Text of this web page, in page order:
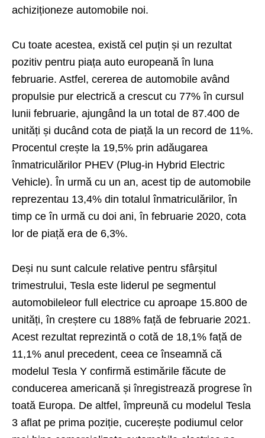
achiziționeze automobile noi.
Cu toate acestea, există cel puțin și un rezultat
pozitiv pentru piața auto europeană în luna
februarie. Astfel, cererea de automobile având
propulsie pur electrică a crescut cu 77% în cursul
lunii februarie, ajungând la un total de 87.400 de
unități și ducând cota de piață la un record de 11%.
Procentul crește la 19,5% prin adăugarea
înmatriculărilor PHEV (Plug-in Hybrid Electric
Vehicle). În urmă cu un an, acest tip de automobile
reprezentau 13,4% din totalul înmatriculărilor, în
timp ce în urmă cu doi ani, în februarie 2020, cota
lor de piață era de 6,3%.
Deși nu sunt calcule relative pentru sfârșitul
trimestrului, Tesla este liderul pe segmentul
automobileleor full electrice cu aproape 15.800 de
unități, în creștere cu 188% față de februarie 2021.
Acest rezultat reprezintă o cotă de 18,1% față de
11,1% anul precedent, ceea ce înseamnă că
modelul Tesla Y confirmă estimările făcute de
conducerea americană și înregistrează progrese în
toată Europa. De altfel, împreună cu modelul Tesla
3 aflat pe prima poziție, cucerește podiumul celor